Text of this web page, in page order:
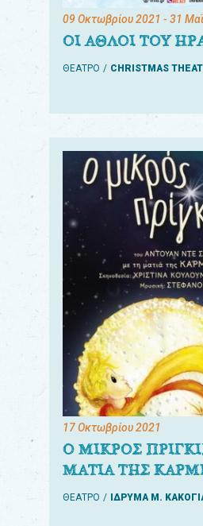
09 Οκτωβρίου 2021 - 31
ΟΙ ΑΘΛΟΙ ΤΟΥ
ΘΕΑΤΡΟ CHRISTMAS
17 Οκτωβρίου 2021
Ο ΜΙΚΡΟΣ
ΜΑΤΙΑ ΤΗΣ
ΘΕΑΤΡΟ ΙΔΡΥΜΑ Μ.